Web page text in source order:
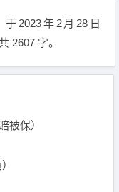
2023年2月28日
2607 字。
被保）